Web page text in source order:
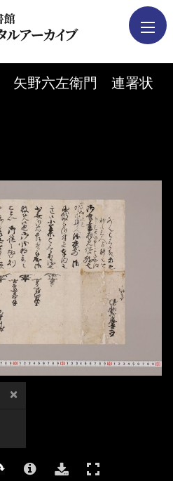
×
貴重資料を検索
デジタルアーカイブ
について
ご支援について